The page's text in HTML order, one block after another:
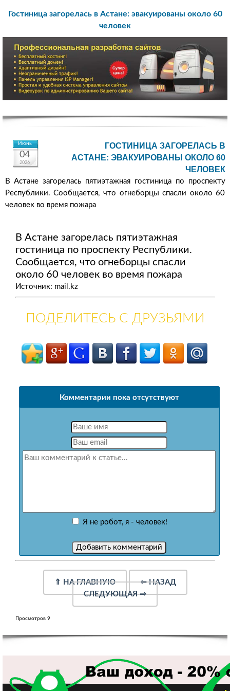
Гостиница загорелась в Астане: эвакуированы около 60
человек
Июнь
04
2026
ГОСТИНИЦА ЗАГОРЕЛАСЬ В
АСТАНЕ: ЭВАКУИРОВАНЫ ОКОЛО 60
ЧЕЛОВЕК
В Астане загорелась пятиэтажная гостиница по проспекту
Республики. Сообщается, что огнеборцы спасли около 60
человек во время пожара
В Астане загорелась пятиэтажная
гостиница по проспекту Республики.
Сообщается, что огнеборцы спасли
около 60 человек во время пожара
Источник: mail.kz
ПОДЕЛИТЕСЬ С ДРУЗЬЯМИ
Комментарии пока отсутствуют
Я не робот, я - человек!
⇑ НА ГЛАВНУЮ ⇐НАЗАД
СЛЕДУЮЩАЯ⇒
Просмотров 9